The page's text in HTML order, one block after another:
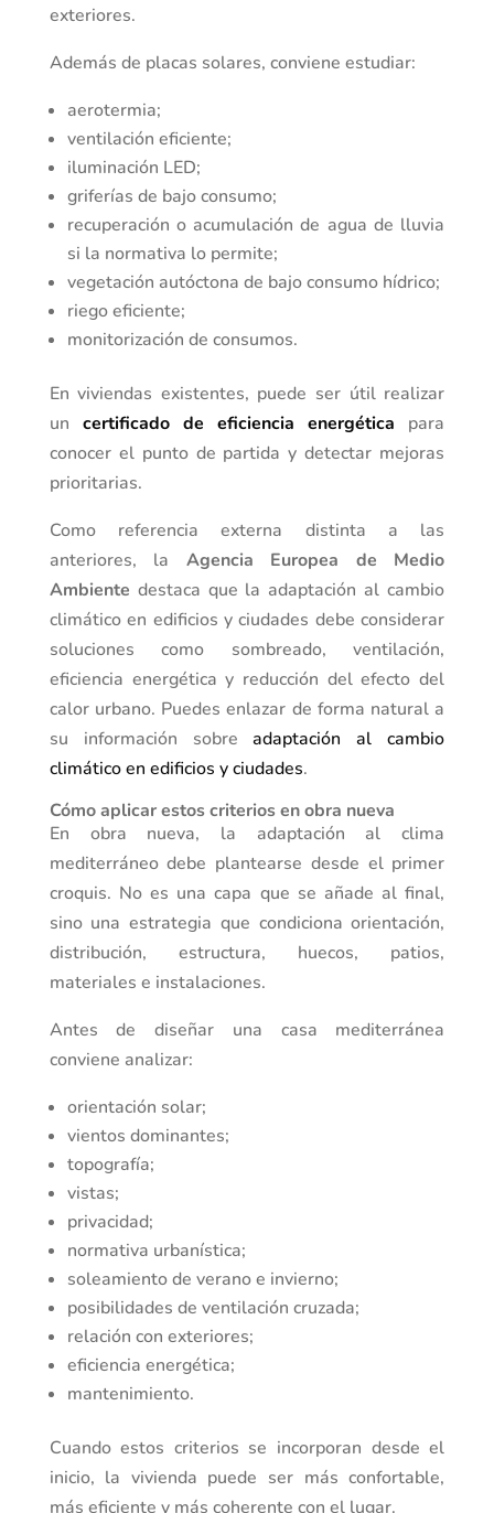
exteriores.
Además de placas solares, conviene estudiar:
aerotermia;
ventilación eficiente;
iluminación LED;
griferías de bajo consumo;
recuperación o acumulación de agua de lluvia
si la normativa lo permite;
vegetación autóctona de bajo consumo hídrico;
riego eficiente;
monitorización de consumos.
En viviendas existentes, puede ser útil realizar
un certificado de eficiencia energética para
conocer el punto de partida y detectar mejoras
prioritarias.
Como referencia externa distinta a las
anteriores, la Agencia Europea de Medio
Ambiente destaca que la adaptación al cambio
climático en edificios y ciudades debe considerar
soluciones como sombreado, ventilación,
eficiencia energética y reducción del efecto del
calor urbano. Puedes enlazar de forma natural a
su información sobreadaptación al cambio
climático en edificios y ciudades.
Cómo aplicar estos criterios en obra nueva
En obra nueva, la adaptación al clima
mediterráneo debe plantearse desde el primer
croquis. No es una capa que se añade al final,
sino una estrategia que condiciona orientación,
distribución, estructura, huecos, patios,
materiales e instalaciones.
Antes de diseñar una casa mediterránea
conviene analizar:
orientación solar;
vientos dominantes;
topografía;
vistas;
privacidad;
normativa urbanística;
soleamiento de verano e invierno;
posibilidades de ventilación cruzada;
relación con exteriores;
eficiencia energética;
mantenimiento.
Cuando estos criterios se incorporan desde el
inicio, la vivienda puede ser más confortable,
más eficiente y más coherente con el lugar.